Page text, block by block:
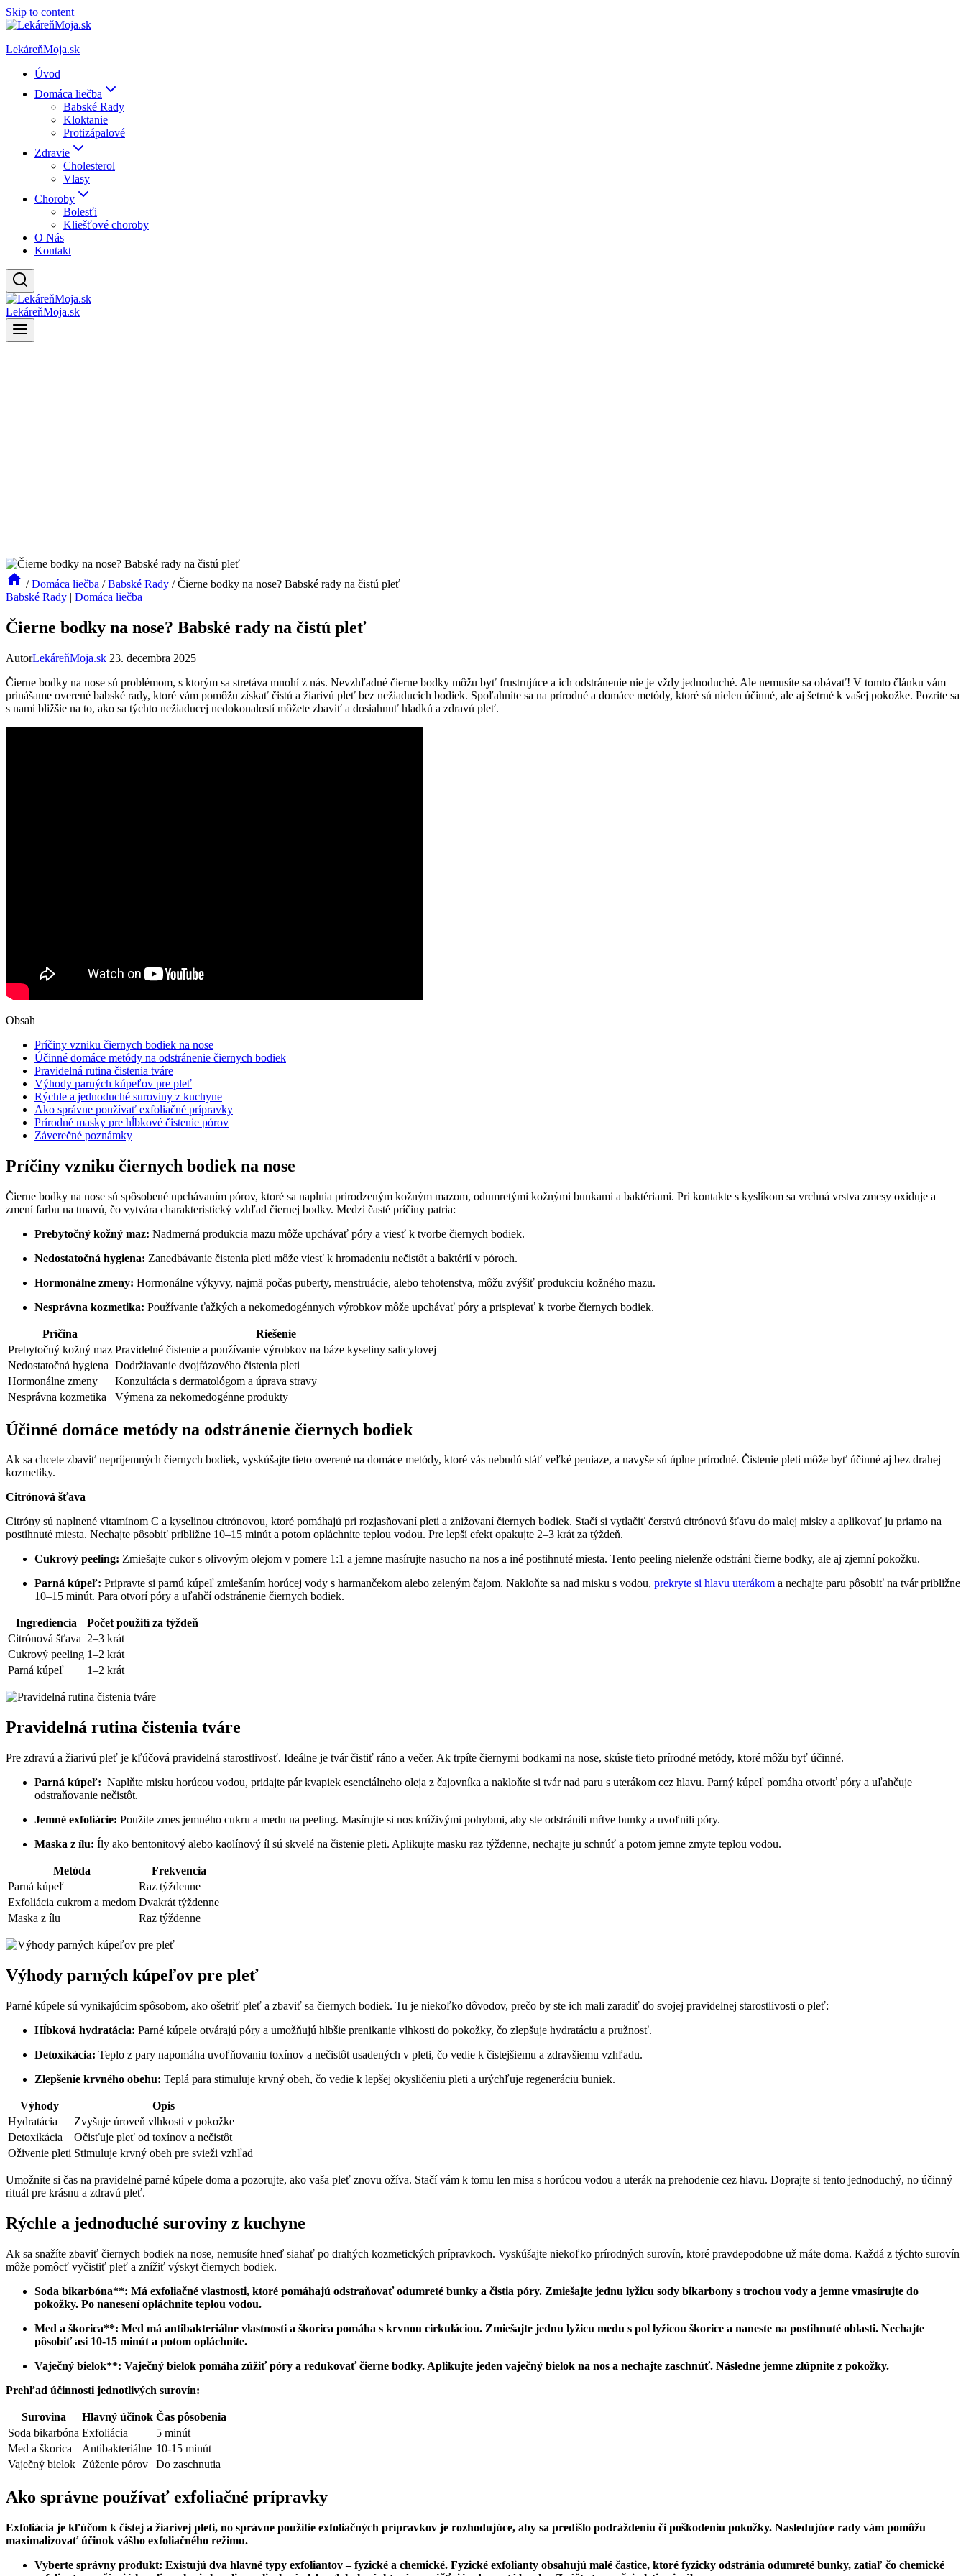
Skip to content
LekáreňMoja.sk
Úvod
Domáca liečba
Babské Rady
Kloktanie
Protizápalové
Zdravie
Cholesterol
Vlasy
Choroby
Bolesťi
Kliešťové choroby
O Nás
Kontakt
LekáreňMoja.sk
/ Domáca liečba / Babské Rady / Čierne bodky na nose? Babské rady na čistú pleť
Babské Rady | Domáca liečba
Čierne bodky na nose? Babské rady na čistú pleť
AutorLekáreňMoja.sk 23. decembra 2025
Čierne bodky na nose sú problémom, s ktorým⁢ sa stretáva mnohí z​ nás.⁤ Nevzhľadné čierne bodky môžu byť frustrujúce a ⁣ich odstránenie nie​ je vždy jednoduché. Ale nemusíte sa obávať! V tomto článku vám
prinášame overené babské rady, ⁤ktoré vám pomôžu získať čistú a ⁤žiarivú pleť bez nežiaducich bodiek. Spoľahnite sa na prírodné ​a domáce metódy,‌ ktoré sú nielen ⁤účinné, ale aj šetrné ⁣k vašej ‌pokožke. Pozrite sa⁣
s nami bližšie‍ na to, ako sa týchto nežiaducej nedokonalostí môžete zbaviť a dosiahnuť hladkú ⁤a ⁣zdravú pleť.
Obsah
Príčiny ⁤vzniku čiernych bodiek na ​nose
Účinné domáce metódy na‍ odstránenie čiernych bodiek
Pravidelná rutina čistenia tváre
Výhody parných kúpeľov pre pleť
Rýchle a jednoduché ⁢suroviny z kuchyne
Ako správne používať exfoliačné ‍prípravky
Prírodné⁤ masky ⁤pre ⁣hĺbkové ‍čistenie pórov
Záverečné poznámky
Príčiny ⁤vzniku čiernych bodiek na ​nose
Čierne bodky ⁣na nose sú ⁣spôsobené upchávaním pórov, ktoré sa naplnia‍ prirodzeným kožným⁤ mazom, ‌odumretými⁤ kožnými bunkami⁢ a baktériami. Pri​ kontakte s ‌kyslíkom sa vrchná vrstva zmesy oxiduje‌ a
zmení‍ farbu na ​tmavú, čo vytvára charakteristický vzhľad ⁢čiernej ⁣bodky. Medzi časté príčiny ⁣patria:
Prebytočný kožný maz: Nadmerná produkcia mazu môže upchávať ⁢póry a viesť⁣ k ⁣tvorbe čiernych bodiek.
Nedostatočná hygiena: Zanedbávanie čistenia pleti môže viesť k hromadeniu nečistôt a baktérií v póroch.
Hormonálne zmeny: Hormonálne výkyvy, ‌najmä počas puberty, menstruácie, alebo tehotenstva, môžu ​zvýšiť produkciu kožného mazu.
Nesprávna kozmetika: Používanie ťažkých a⁣ nekomedogénnych výrobkov môže upchávať póry a⁢ prispievať k ​tvorbe⁣ čiernych bodiek.
Príčina
Riešenie
Prebytočný kožný maz Pravidelné čistenie a používanie výrobkov na báze kyseliny salicylovej
Nedostatočná hygiena Dodržiavanie‌ dvojfázového čistenia pleti
Hormonálne zmeny
Konzultácia​ s dermatológom a úprava stravy
Nesprávna kozmetika
Výmena za nekomedogénne​ produkty
Účinné domáce metódy na‍ odstránenie čiernych bodiek
Ak sa⁤ chcete ⁢zbaviť nepríjemných⁢ čiernych bodiek, ‌vyskúšajte⁤ tieto overené na domáce metódy, ktoré vás nebudú stáť veľké peniaze, a navyše‍ sú úplne prírodné. Čistenie pleti môže ⁢byť účinné aj bez drahej
kozmetiky.
Citrónová​ šťava
Citróny sú naplnené vitamínom‍ C a kyselinou citrónovou, ktoré⁢ pomáhajú pri rozjasňovaní pleti a znižovaní ⁤čiernych bodiek. Stačí si vytlačiť​ čerstvú citrónovú šťavu do malej misky a aplikovať ju⁢ priamo⁣ na
postihnuté ⁢miesta. ⁤Nechajte ‍pôsobiť približne 10–15 minút a potom⁣ opláchnite teplou vodou. Pre‍ lepší efekt opakujte‌ 2–3 krát za týždeň.
Cukrový peeling: Zmiešajte cukor s⁢ olivovým olejom v pomere 1:1 a ‌jemne masírujte nasucho na nos a iné postihnuté miesta. Tento peeling nielenže odstráni čierne bodky, ale ‌aj⁢ zjemní pokožku.
Parná kúpeľ: Pripravte si ‌parnú kúpeľ zmiešaním​ horúcej vody s harmančekom alebo zeleným čajom. Nakloňte sa nad misku s‌ vodou,⁣ prekryte si hlavu uterákom a nechajte⁣ paru pôsobiť ⁢na tvár približne
‌10–15‍ minút. ⁣Para otvorí póry a uľahčí odstránenie čiernych bodiek.
Ingrediencia
Počet ⁤použití za⁤ týždeň
Citrónová‍ šťava 2–3 krát
Cukrový​ peeling 1–2​ krát
Parná kúpeľ
1–2 krát
Pravidelná rutina čistenia tváre
Pre⁣ zdravú a ​žiarivú pleť ​je ‌kľúčová pravidelná‌ starostlivosť. Ideálne je ‌tvár⁤ čistiť ráno a večer. Ak⁢ trpíte‍ čiernymi bodkami na nose,⁢ skúste tieto prírodné metódy, ktoré môžu⁣ byť účinné.
Parná kúpeľ: ⁢ Naplňte⁢ misku horúcou vodou, pridajte pár​ kvapiek ⁢esenciálneho oleja z čajovníka a nakloňte si tvár nad paru s uterákom cez ‌hlavu. Parný kúpeľ ⁤pomáha otvoriť póry a uľahčuje
odstraňovanie nečistôt.
Jemné exfoliácie: Použite ​zmes jemného cukru a medu na peeling.⁢ Masírujte si nos krúživými pohybmi, aby ste⁣ odstránili mŕtve bunky a uvoľnili póry.
Maska z ílu: Íly ako bentonitový alebo​ kaolínový⁢ íl‍ sú ⁤skvelé na čistenie⁤ pleti. Aplikujte masku raz týždenne, ‌nechajte ju schnúť a ⁢potom jemne zmyte​ teplou vodou.
Metóda
Frekvencia
Parná kúpeľ
Raz⁢ týždenne
Exfoliácia ⁤cukrom a medom Dvakrát týždenne
Maska ⁣z ílu
Raz ​týždenne
Výhody parných kúpeľov pre pleť
Parné kúpele sú vynikajúcim spôsobom,⁣ ako ošetriť‍ pleť a zbaviť sa čiernych bodiek. Tu je niekoľko dôvodov, prečo by​ ste‌ ich mali zaradiť⁤ do svojej pravidelnej starostlivosti o pleť:
Hĺbková hydratácia: Parné kúpele otvárajú póry‌ a umožňujú hlbšie prenikanie vlhkosti do⁣ pokožky, čo ‌zlepšuje‌ hydratáciu⁣ a pružnosť.
Detoxikácia: Teplo z pary⁤ napomáha uvoľňovaniu toxínov a nečistôt ‍usadených v pleti, čo vedie ‍k čistejšiemu a ⁤zdravšiemu vzhľadu.
Zlepšenie krvného obehu: Teplá para stimuluje krvný obeh, čo⁢ vedie k lepšej okysličeniu pleti a urýchľuje regeneráciu buniek.
Výhody
Opis
Hydratácia
Zvyšuje úroveň vlhkosti‌ v pokožke
Detoxikácia
Očisťuje pleť od⁣ toxínov a nečistôt
Oživenie pleti Stimuluje‌ krvný obeh pre svieži vzhľad
Umožnite si ⁢čas na pravidelné parné kúpele doma a pozorujte, ako vaša pleť znovu ožíva. Stačí vám k tomu len misa⁢ s horúcou vodou‍ a uterák na prehodenie cez‌ hlavu. ⁢Doprajte⁤ si tento jednoduchý, no účinný
⁣rituál‌ pre krásnu ‌a zdravú pleť.
Rýchle a jednoduché ⁢suroviny z kuchyne
Ak sa ‍snažíte zbaviť ⁤čiernych‍ bodiek ⁢na ‌nose, nemusíte​ hneď‍ siahať po drahých kozmetických prípravkoch. Vyskúšajte niekoľko prírodných surovín, ​ktoré pravdepodobne už máte ‌doma. Každá‌ z týchto ⁢surovín
môže‌ pomôcť vyčistiť⁣ pleť a znížiť výskyt čiernych bodiek.
Soda bikarbóna**:‍ Má exfoliačné ⁤vlastnosti, ktoré pomáhajú odstraňovať odumreté bunky‍ a čistia póry.⁣ Zmiešajte jednu lyžicu ‍sody bikarbony s trochou​ vody a jemne vmasírujte do​
pokožky. Po ‍nanesení ⁢opláchnite teplou vodou.
Med a⁢ škorica**: Med má ⁢antibakteriálne vlastnosti a škorica pomáha s krvnou cirkuláciou.⁢ Zmiešajte jednu lyžicu medu s ​pol lyžicou škorice a naneste na postihnuté oblasti. Nechajte
pôsobiť⁤ asi 10-15 minút a potom ⁤opláchnite.
Vaječný bielok**: Vaječný‌ bielok pomáha zúžiť póry a ‍redukovať čierne ⁣bodky. Aplikujte jeden vaječný ⁤bielok na nos a ⁣nechajte zaschnúť. Následne jemne zlúpnite z pokožky.
Prehľad ​účinnosti jednotlivých surovín:
Surovina Hlavný účinok Čas‌ pôsobenia
Soda bikarbóna Exfoliácia
5 minút
Med a škorica
Antibakteriálne 10-15⁤ minút
Vaječný‍ bielok Zúženie ⁢pórov Do zaschnutia
Ako správne používať exfoliačné ‍prípravky
Exfoliácia je kľúčom k čistej a žiarivej pleti, no správne použitie exfoliačných prípravkov‍ je rozhodujúce,⁣ aby sa predišlo podráždeniu či ‍poškodeniu pokožky. Nasledujúce rady vám⁤ pomôžu
maximalizovať účinok​ vášho exfoliačného režimu.
Vyberte správny ⁤produkt: Existujú dva hlavné typy exfoliantov – fyzické a chemické. Fyzické exfolianty⁣ obsahujú malé častice, ktoré fyzicky odstránia odumreté bunky, zatiaľ ⁣čo chemické